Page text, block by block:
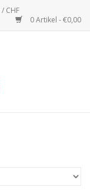
/ CHF
0 Artikel - €0,00